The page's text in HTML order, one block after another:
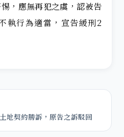
，應無再犯之虞，認被告
執行為適當，宣告緩刑2
地契約勝訴，原告之訴駁回